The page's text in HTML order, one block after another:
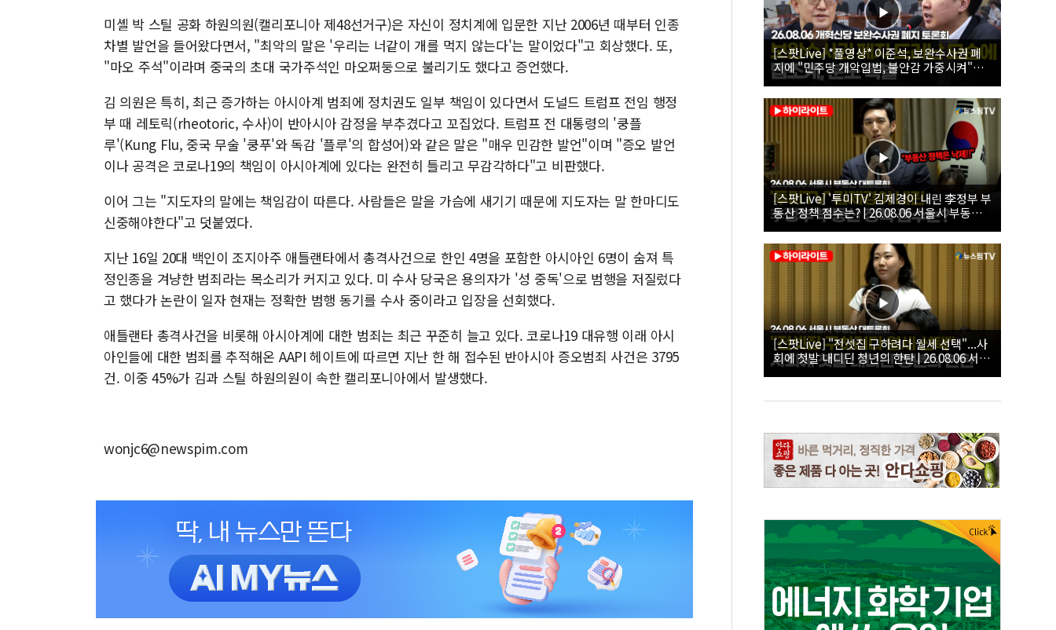
미셸 박 스틸 공화 하원의원(캘리포니아 제48선거구)은 자신이 정치계에 입문한 지난 2006년 때부터 인종
차별 발언을 들어왔다면서, "최악의 말은 '우리는 너같이 개를 먹지 않는다'는 말이었다"고 회상했다. 또,
"마오 주석"이라며 중국의 초대 국가주석인 마오쩌둥으로 불리기도 했다고 증언했다.
김 의원은 특히, 최근 증가하는 아시아계 범죄에 정치권도 일부 책임이 있다면서 도널드 트럼프 전임 행정
부 때 레토릭(rheotoric, 수사)이 반아시아 감정을 부추겼다고 꼬집었다. 트럼프 전 대통령의 '쿵플
루'(Kung Flu, 중국 무술 '쿵푸'와 독감 '플루'의 합성어)와 같은 말은 "매우 민감한 발언"이며 "증오 발언
이나 공격은 코로나19의 책임이 아시아계에 있다는 완전히 틀리고 무감각하다"고 비판했다.
이어 그는 "지도자의 말에는 책임감이 따른다. 사람들은 말을 가슴에 새기기 때문에 지도자는 말 한마디도
신중해야한다"고 덧붙였다.
지난 16일 20대 백인이 조지아주 애틀랜타에서 총격사건으로 한인 4명을 포함한 아시아인 6명이 숨져 특
정인종을 겨냥한 범죄라는 목소리가 커지고 있다. 미 수사 당국은 용의자가 '성 중독'으로 범행을 저질렀다
고 했다가 논란이 일자 현재는 정확한 범행 동기를 수사 중이라고 입장을 선회했다.
애틀랜타 총격사건을 비롯해 아시아계에 대한 범죄는 최근 꾸준히 늘고 있다. 코로나19 대유행 이래 아시
아인들에 대한 범죄를 추적해온 AAPI 헤이트에 따르면 지난 한 해 접수된 반아시아 증오범죄 사건은 3795
건. 이중 45%가 김과 스틸 하원의원이 속한 캘리포니아에서 발생했다.
wonjc6@newspim.com
[스팟Live] *풀영상* 이준석, 보완수사권 폐
지에 "민주당 개악입법, 불안감 가중시켜"｜
26.08.06 개혁신당 보완수사권 폐지 토론회
[스팟Live] '투미TV' 김제경이 내린 李정부 부
동산 정책 점수는? | 26.08.06 서울시 부동산
대토론회
[스팟Live] "전셋집 구하려다 월세 선택"...사
회에 첫발 내디딘 청년의 한탄 | 26.08.06 서울
시 부동산 대토론회